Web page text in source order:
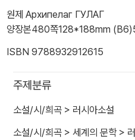
원제 Архипелаг ГУЛАГ
양장본480쪽128*188mm (B6)
ISBN 9788932912615
주제분류
소설/시/희곡 > 러시아소설
소설/시/희곡 > 세계의 문학>